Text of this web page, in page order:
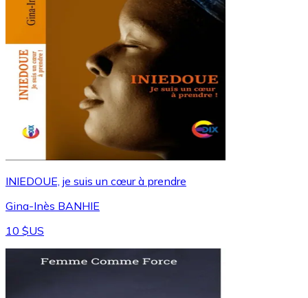
INIEDOUE, je suis un cœur à prendre
Gina-Inès BANHIE
10 $US